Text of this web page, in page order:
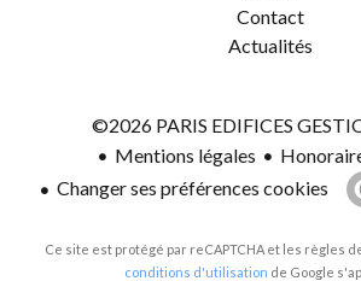
Contact
Actualités
©2026 PARIS EDIFICES
Mentions légales
Changer ses préférences cookies
Ce site est protégé par reCAPTCHA et les règles
conditions d'utilisation de Google